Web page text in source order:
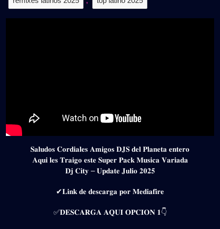
𝐒𝐚𝐥𝐮𝐝𝐨𝐬 𝐂𝐨𝐫𝐝𝐢𝐚𝐥𝐞𝐬 𝐀𝐦𝐢𝐠𝐨𝐬 𝐃𝐉𝐒 𝐝𝐞𝐥 𝐏𝐥𝐚𝐧𝐞𝐭𝐚 𝐞𝐧𝐭𝐞𝐫𝐨
𝐀𝐪𝐮𝐢 𝐥𝐞𝐬 𝐓𝐫𝐚𝐢𝐠𝐨 𝐞𝐬𝐭𝐞 𝐒𝐮𝐩𝐞𝐫 𝐏𝐚𝐜𝐤 𝐌𝐮𝐬𝐢𝐜𝐚 𝐕𝐚𝐫𝐢𝐚𝐝𝐚
𝐃𝐣 𝐂𝐢𝐭𝐲 – 𝐔𝐩𝐝𝐚𝐭𝐞 𝐉𝐮𝐥𝐢𝐨 𝟐𝟎𝟐𝟓
✔𝐋𝐢𝐧𝐤 𝐝𝐞 𝐝𝐞𝐬𝐜𝐚𝐫𝐠𝐚 𝐩𝐨𝐫 𝐌𝐞𝐝𝐢𝐚𝐟𝐢𝐫𝐞
✅𝐃𝐄𝐒𝐂𝐀𝐑𝐆𝐀 𝐀𝐐𝐔𝐈 𝐎𝐏𝐂𝐈𝐎𝐍 𝟏👇